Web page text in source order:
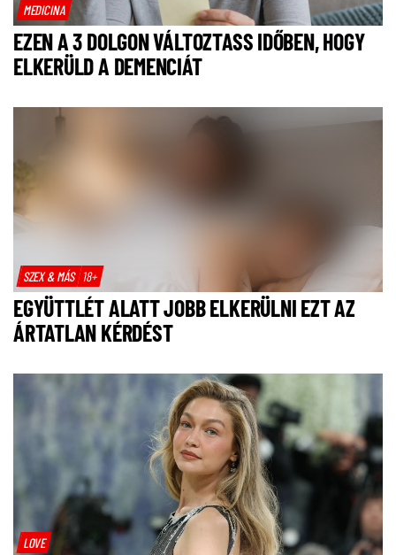
MEDICINA
EZEN A 3 DOLGON VÁLTOZTASS IDŐBEN, HOGY
ELKERÜLD A DEMENCIÁT
SZEX & MÁS 18+
EGYÜTTLÉT ALATT JOBB ELKERÜLNI EZT AZ
ÁRTATLAN KÉRDÉST
LOVE